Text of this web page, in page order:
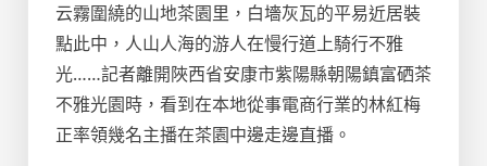
云霧圍繞的山地茶園里，白墻灰瓦的平易近居裝
點此中，人山人海的游人在慢行道上騎行不雅
光……記者離開陜西省安康市紫陽縣朝陽鎮富硒茶
不雅光園時，看到在本地從事電商行業的林紅梅
正率領幾名主播在茶園中邊走邊直播。